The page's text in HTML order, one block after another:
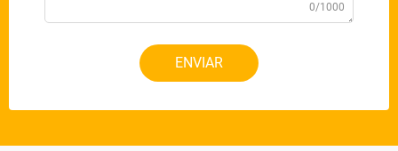
0/1000
ENVIAR